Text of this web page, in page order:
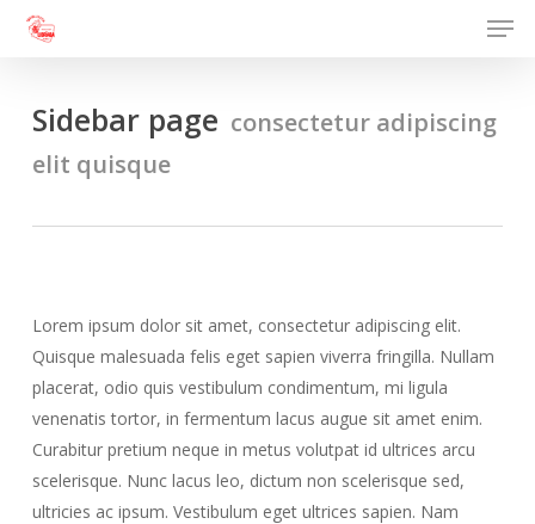
Skip
contentSidebar page consectetur adipiscing
elit quisque
Lorem ipsum dolor sit amet, consectetur adipiscing elit.
Quisque malesuada felis eget sapien viverra fringilla. Nullam
placerat, odio quis vestibulum condimentum, mi ligula
venenatis tortor, in fermentum lacus augue sit amet enim.
Curabitur pretium neque in metus volutpat id ultrices arcu
scelerisque. Nunc lacus leo, dictum non scelerisque sed,
ultricies ac ipsum. Vestibulum eget ultrices sapien. Nam